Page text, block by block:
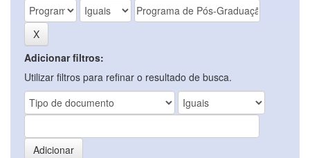
Adicionar filtros:
Utilizar filtros para refinar o resultado de busca.